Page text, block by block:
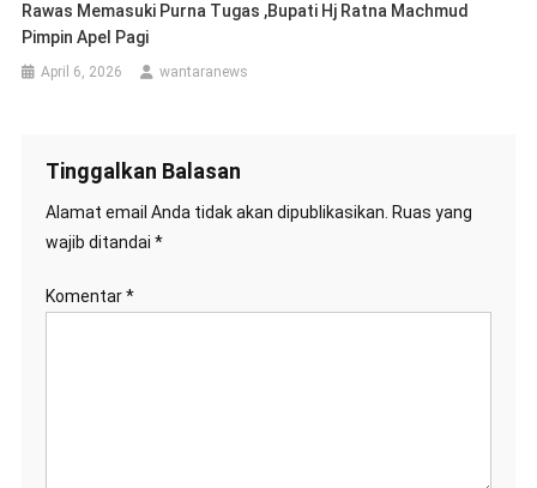
Rawas Memasuki Purna Tugas ,Bupati Hj Ratna Machmud
Pimpin Apel Pagi
April 6, 2026 wantaranews
Tinggalkan Balasan
Alamat email Anda tidak akan dipublikasikan. Ruas yang
wajib ditandai *
Komentar*